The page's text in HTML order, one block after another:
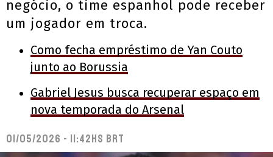
negócio, o time espanhol pode receber
um jogador em troca.
Como fecha empréstimo de Yan Couto
junto ao Borussia
Gabriel Jesus busca recuperar espaço em
nova temporada do Arsenal
01/05/2026 - 11:42hs BRT